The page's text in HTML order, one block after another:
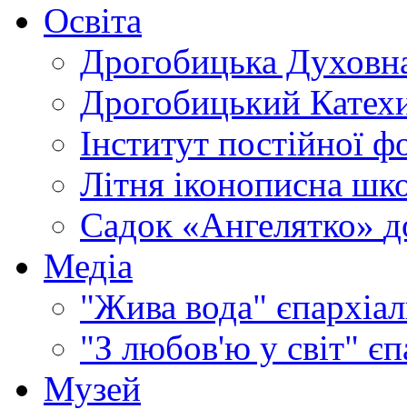
Освіта
Дрогобицька
Дрогобицький
Інститут постійної
Літня іконописна
Садок «Ангелятко»
Медіа
"Жива вода"
"З любов'ю у світ"
Музей